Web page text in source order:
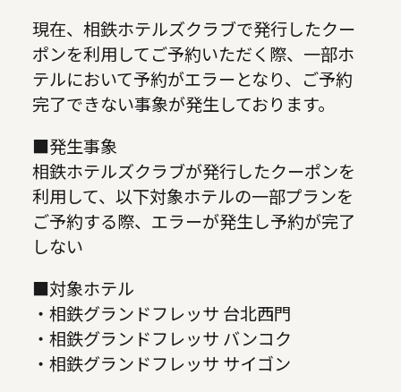
現在、相鉄ホテルズクラブで発行したクー
ポンを利用してご予約いただく際、一部ホ
テルにおいて予約がエラーとなり、ご予約
完了できない事象が発生しております。
■発生事象
相鉄ホテルズクラブが発行したクーポンを
利用して、以下対象ホテルの一部プランを
ご予約する際、エラーが発生し予約が完了
しない
■対象ホテル
・相鉄グランドフレッサ 台北西門
・相鉄グランドフレッサ バンコク
・相鉄グランドフレッサ サイゴン